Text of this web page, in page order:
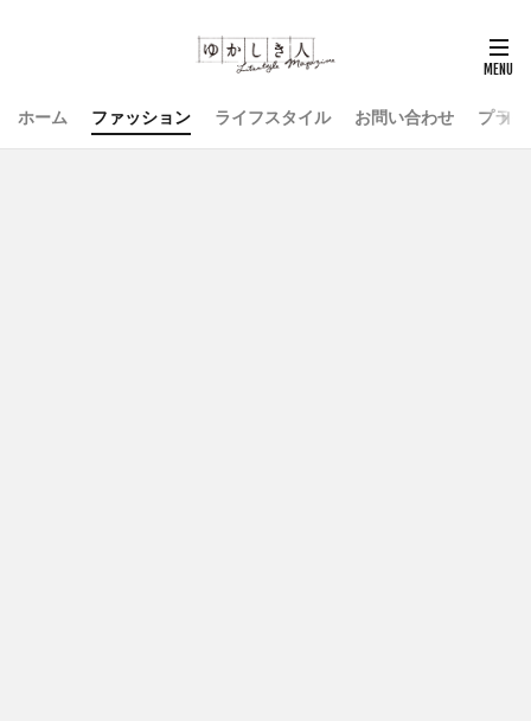
ホーム ファッション ライフスタイル お問い合わせ プラ